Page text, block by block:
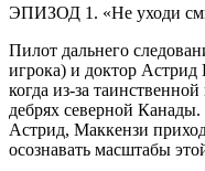
ЭПИЗОД 1. «Не уходи
Пилот дальнего
игрока) и доктор Астрид
когда из-за
дебрях северной
Астрид, Маккензи
осознавать масштабы